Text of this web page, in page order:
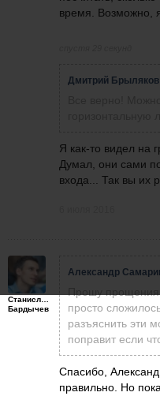
время. Возможно, я
Дмитрий Брыляков
Я как-то видел на
Думал, они сами
входа... Так вы их
Станислав
Бардычев
Александр
Прошу прощения
просто
разъяснить эти
поправит если
Спасибо,
правильно. Но